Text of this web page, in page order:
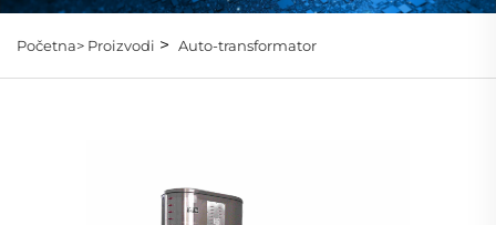
Početna> Proizvodi > Auto-transformator